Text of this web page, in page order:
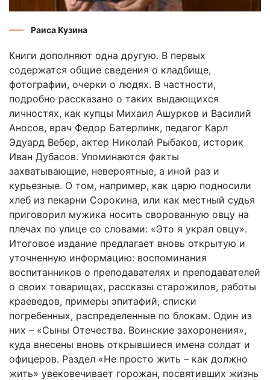
Раиса Кузина
Книги дополняют одна другую. В первых
содержатся общие сведения о кладбище,
фотографии, очерки о людях. В частности,
подробно рассказано о таких выдающихся
личностях, как купцы Михаил Ашурков и Василий
Аносов, врач Федор Батерлинк, педагог Карл
Эдуард Вебер, актер Николай Рыбаков, историк
Иван Дубасов. Упоминаются факты
захватывающие, невероятные, а иной раз и
курьезные. О том, например, как царю подносили
хлеб из пекарни Сорокина, или как местный судья
приговорил мужика носить сворованную овцу на
плечах по улице со словами: «Это я украл овцу».
Итоговое издание предлагает вновь открытую и
уточненную информацию: воспоминания
воспитанников о преподавателях и преподавателей
о своих товарищах, рассказы старожилов, работы
краеведов, примеры эпитафий, списки
погребенных, распределенные по блокам. Один из
них – «Сыны Отечества. Воинские захоронения»,
куда внесены вновь открывшиеся имена солдат и
офицеров. Раздел «Не просто жить – как должно
жить» увековечивает горожан, посвятивших жизнь